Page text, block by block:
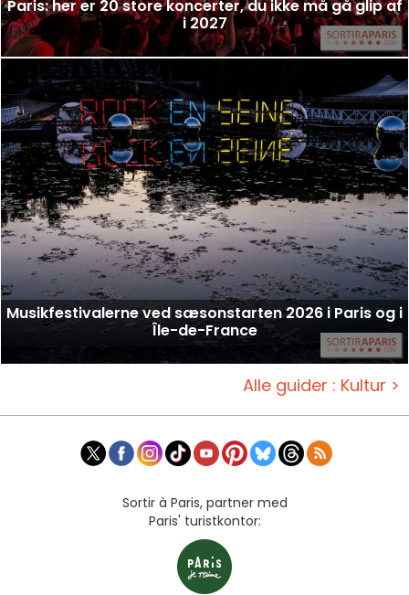
Paris: her er 20 store koncerter, du ikke må gå glip af
i 2027
Musikfestivalerne ved sæsonstarten 2026 i Paris og i
Île-de-France
Alle guider : Kultur >
Sortir à Paris, partner med
Paris' turistkontor: